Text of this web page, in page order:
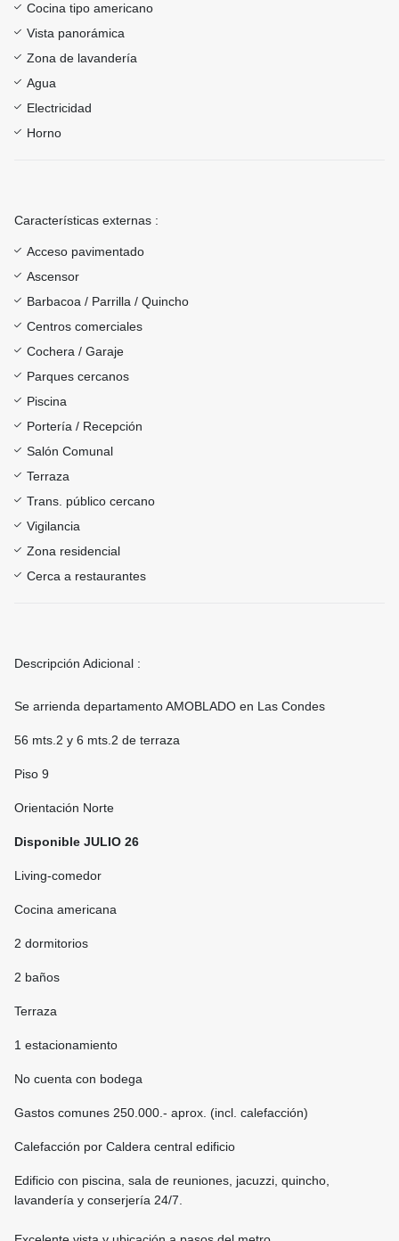
Cocina tipo americano
Vista panorámica
Zona de lavandería
Agua
Electricidad
Horno
Características externas :
Acceso pavimentado
Ascensor
Barbacoa / Parrilla / Quincho
Centros comerciales
Cochera / Garaje
Parques cercanos
Piscina
Portería / Recepción
Salón Comunal
Terraza
Trans. público cercano
Vigilancia
Zona residencial
Cerca a restaurantes
Descripción Adicional :
Se arrienda departamento AMOBLADO en Las Condes
56 mts.2 y 6 mts.2 de terraza
Piso 9
Orientación Norte
Disponible JULIO 26
Living-comedor
Cocina americana
2 dormitorios
2 baños
Terraza
1 estacionamiento
No cuenta con bodega
Gastos comunes 250.000.- aprox. (incl. calefacción)
Calefacción por Caldera central edificio
Edificio con piscina, sala de reuniones, jacuzzi, quincho,
lavandería y conserjería 24/7.